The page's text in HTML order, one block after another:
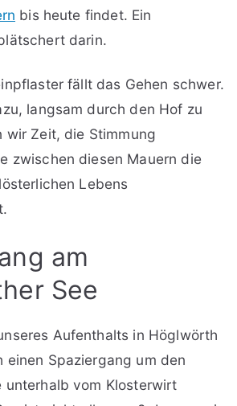
bis heute findet. Ein
darin.
fällt das Gehen schwer.
langsam durch den Hof zu
wir Zeit, die Stimmung
zwischen diesen Mauern die
Lebens
am
See
Aufenthalts in Höglwörth
einen Spaziergang um den
unterhalb vom Klosterwirt